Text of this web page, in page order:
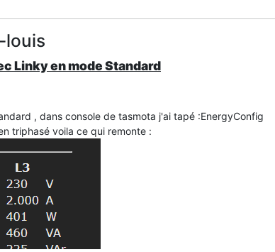
louis
Linky en mode Standard
, dans console de tasmota j'ai tapé :EnergyConfig
triphasé voila ce qui remonte :